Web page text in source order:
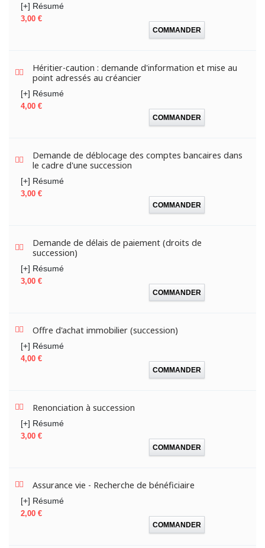
[+] Résumé
Prix
3,00 €
COMMANDER
Héritier-caution : demande d'information et mise au
point adressés au créancier
[+] Résumé
Prix
4,00 €
COMMANDER
Demande de déblocage des comptes bancaires dans
le cadre d'une succession
[+] Résumé
Prix
3,00 €
COMMANDER
Demande de délais de paiement (droits de
succession)
[+] Résumé
Prix
3,00 €
COMMANDER
Offre d'achat immobilier (succession)
[+] Résumé
Prix
4,00 €
COMMANDER
Renonciation à succession
[+] Résumé
Prix
3,00 €
COMMANDER
Assurance vie - Recherche de bénéficiaire
[+] Résumé
Prix
2,00 €
COMMANDER